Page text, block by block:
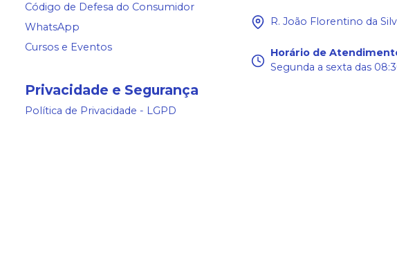
Código de Defesa do Consumidor
WhatsApp
Cursos e Eventos
Privacidade e Segurança
Política de Privacidade - LGPD
R. João Florentino da
Horário de
Segunda a sexta das